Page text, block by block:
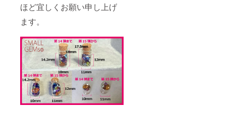
ほど宜しくお願い申し上げ
ます。